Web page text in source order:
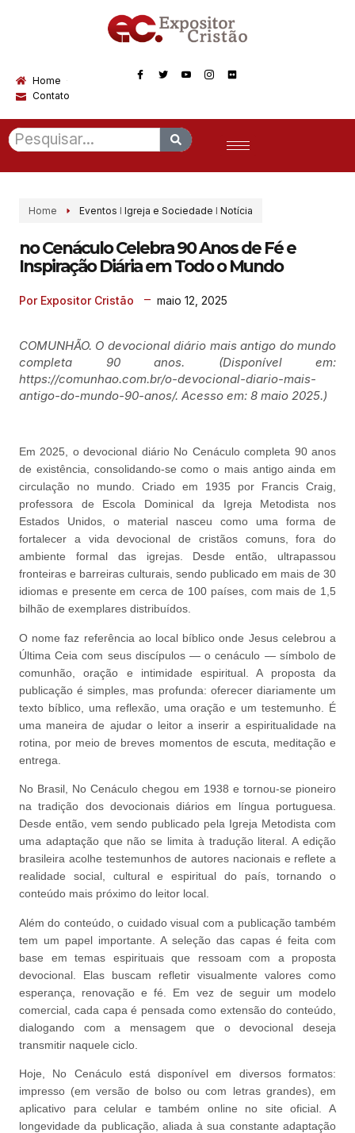
Home
Contato
Home Eventos I Igreja e Sociedade I Notícia
no Cenáculo Celebra 90 Anos de Fé e
Inspiração Diária em Todo o Mundo
Por Expositor Cristão maio 12, 2025
COMUNHÃO. O devocional diário mais antigo do mundo
completa 90 anos. (Disponível em:
https://comunhao.com.br/o-devocional-diario-mais-
antigo-do-mundo-90-anos/. Acesso em: 8 maio 2025.)
Em 2025, o devocional diário No Cenáculo completa 90 anos
de existência, consolidando-se como o mais antigo ainda em
circulação no mundo. Criado em 1935 por Francis Craig,
professora de Escola Dominical da Igreja Metodista nos
Estados Unidos, o material nasceu como uma forma de
fortalecer a vida devocional de cristãos comuns, fora do
ambiente formal das igrejas. Desde então, ultrapassou
fronteiras e barreiras culturais, sendo publicado em mais de 30
idiomas e presente em cerca de 100 países, com mais de 1,5
bilhão de exemplares distribuídos.
O nome faz referência ao local bíblico onde Jesus celebrou a
Última Ceia com seus discípulos — o cenáculo — símbolo de
comunhão, oração e intimidade espiritual. A proposta da
publicação é simples, mas profunda: oferecer diariamente um
texto bíblico, uma reflexão, uma oração e um testemunho. É
uma maneira de ajudar o leitor a inserir a espiritualidade na
rotina, por meio de breves momentos de escuta, meditação e
entrega.
No Brasil, No Cenáculo chegou em 1938 e tornou-se pioneiro
na tradição dos devocionais diários em língua portuguesa.
Desde então, vem sendo publicado pela Igreja Metodista com
uma adaptação que não se limita à tradução literal. A edição
brasileira acolhe testemunhos de autores nacionais e reflete a
realidade social, cultural e espiritual do país, tornando o
conteúdo mais próximo do leitor local.
Além do conteúdo, o cuidado visual com a publicação também
tem um papel importante. A seleção das capas é feita com
base em temas espirituais que ressoam com a proposta
devocional. Elas buscam refletir visualmente valores como
esperança, renovação e fé. Em vez de seguir um modelo
comercial, cada capa é pensada como extensão do conteúdo,
dialogando com a mensagem que o devocional deseja
transmitir naquele ciclo.
Hoje, No Cenáculo está disponível em diversos formatos:
impresso (em versão de bolso ou com letras grandes), em
aplicativo para celular e também online no site oficial. A
longevidade da publicação, aliada à sua constante adaptação